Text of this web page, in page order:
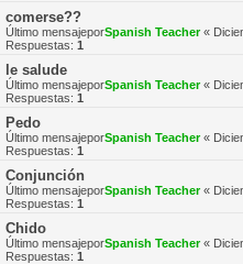
comerse??
Último mensajeporSpanish Teacher«
Respuestas: 1
le salude
Último mensajeporSpanish Teacher«
Respuestas: 1
Pedo
Último mensajeporSpanish Teacher«
Respuestas: 1
Conjunción
Último mensajeporSpanish Teacher«
Respuestas: 1
Chido
Último mensajeporSpanish Teacher«
Respuestas: 1